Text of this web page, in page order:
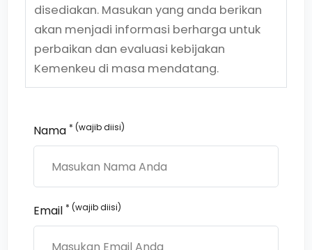
disediakan. Masukan yang anda berikan
akan menjadi informasi berharga untuk
perbaikan dan evaluasi kebijakan
Kemenkeu di masa mendatang.
Nama * (wajib diisi)
Email * (wajib diisi)